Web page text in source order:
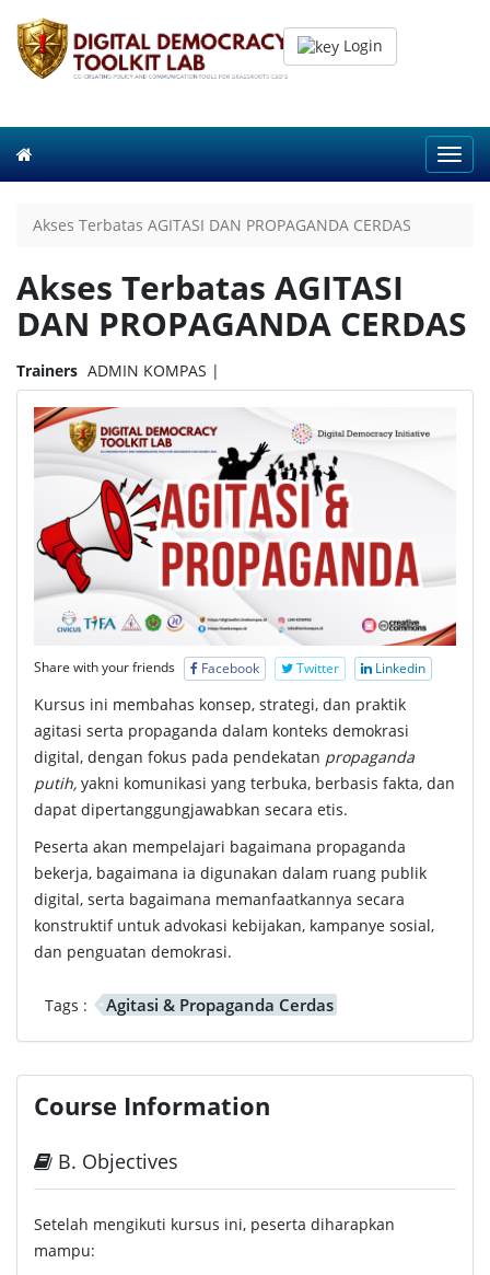
Login
Akses Terbatas AGITASI DAN PROPAGANDA CERDAS
Akses Terbatas AGITASI
DAN PROPAGANDA CERDAS
Trainers ADMIN KOMPAS |
Share with your friends Facebook Twitter Linkedin
Kursus ini membahas konsep, strategi, dan praktik
agitasi serta propaganda dalam konteks demokrasi
digital, dengan fokus pada pendekatan propaganda
putih, yakni komunikasi yang terbuka, berbasis fakta, dan
dapat dipertanggungjawabkan secara etis.
Peserta akan mempelajari bagaimana propaganda
bekerja, bagaimana ia digunakan dalam ruang publik
digital, serta bagaimana memanfaatkannya secara
konstruktif untuk advokasi kebijakan, kampanye sosial,
dan penguatan demokrasi.
Tags : Agitasi & Propaganda Cerdas
Course Information
B. Objectives
Setelah mengikuti kursus ini, peserta diharapkan
mampu: